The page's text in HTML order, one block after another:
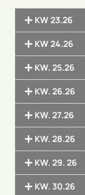
KW 23.26
KW 24.26
KW. 25.26
KW. 26.26
KW. 27.26
KW. 28.26
KW. 29. 26
KW. 30.26